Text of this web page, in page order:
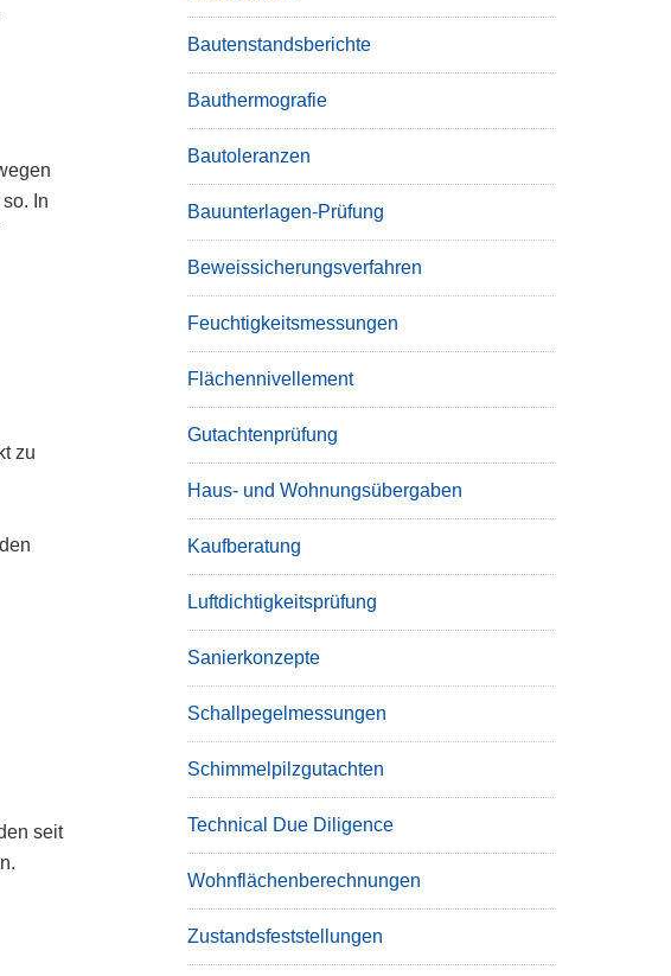
In
zu
seit
Bautenstandsberichte
Bauthermografie
Bautoleranzen
Bauunterlagen-Prüfung
Beweissicherungsverfahren
Feuchtigkeitsmessungen
Flächennivellement
Gutachtenprüfung
Haus- und Wohnungsübergaben
Kaufberatung
Luftdichtigkeitsprüfung
Sanierkonzepte
Schallpegelmessungen
Schimmelpilzgutachten
Technical Due Diligence
Wohnflächenberechnungen
Zustandsfeststellungen